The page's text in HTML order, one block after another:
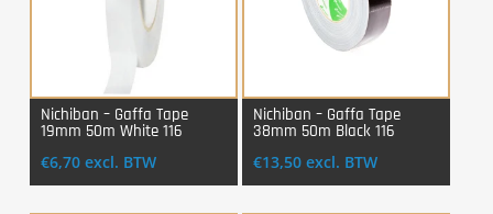
Login Voor Aankoop
Nichiban – Gaffa Tape
19mm 50m White 116
€6,70 excl. BTW
Login Voor Aankoop
Nichiban – Gaffa Tape
38mm 50m Black 116
€13,50 excl. BTW